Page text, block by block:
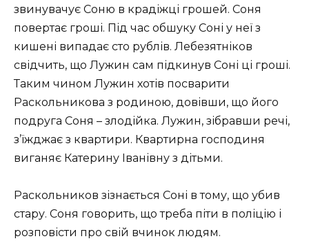
звинувачує Соню в крадіжці грошей. Соня
повертає гроші. Під час обшуку Соні у неї з
кишені випадає сто рублів. Лебезятніков
свідчить, що Лужин сам підкинув Соні ці гроші.
Таким чином Лужин хотів посварити
Раскольникова з родиною, довівши, що його
подруга Соня – злодійка. Лужин, зібравши речі,
з’їжджає з квартири. Квартирна господиня
виганяє Катерину Іванівну з дітьми.
Раскольников зізнається Соні в тому, що убив
стару. Соня говорить, що треба піти в поліцію і
розповісти про свій вчинок людям.